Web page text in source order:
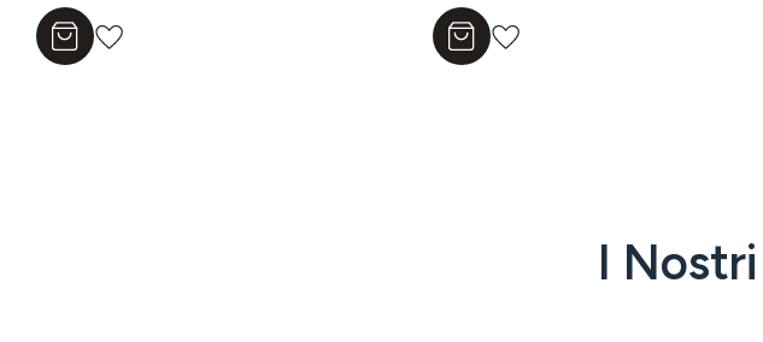
Aggiungi al carrello Aggiungi al carrello
I Nostri